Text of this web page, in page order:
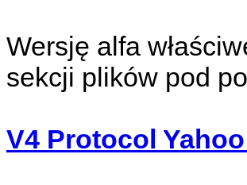
Wersję alfa
sekcji plików pod
V4 Protocol